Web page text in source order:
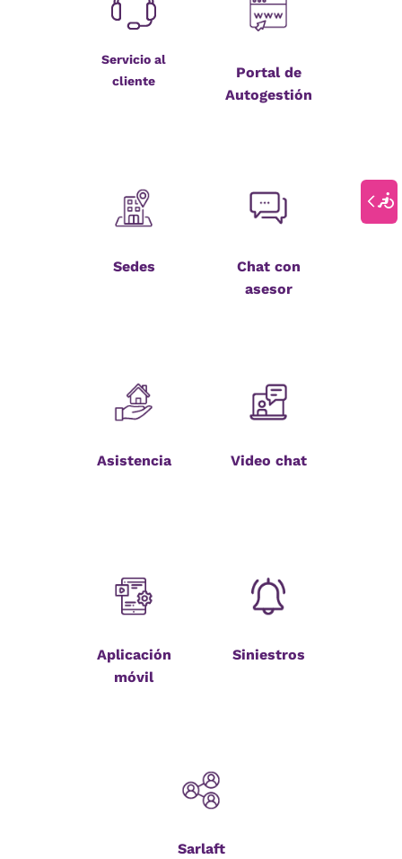
Servicio al
cliente
Portal de
Autogestión
Sedes
Chat con
asesor
Asistencia Video chat
Aplicación
móvil
Siniestros
Sarlaft